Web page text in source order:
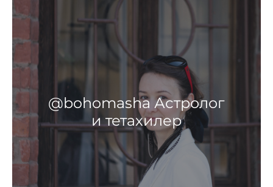
@bohomasha Астролог
и тетахилер